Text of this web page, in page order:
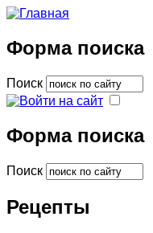
Форма поиска
Поиск
Форма поиска
Поиск
Рецепты